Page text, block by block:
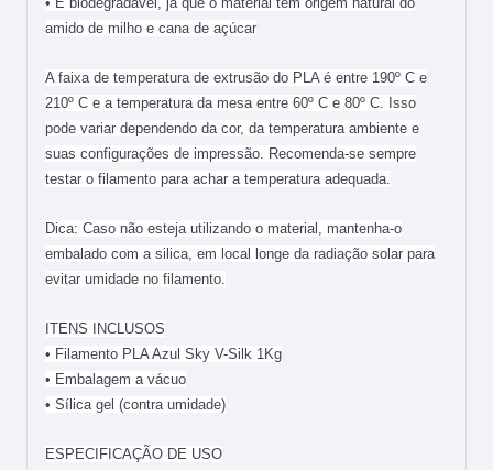
amido de milho e cana de açúcar
A faixa de temperatura de extrusão do PLA é entre 190º C e
210º C e a temperatura da mesa entre 60º C e 80º C. Isso
pode variar dependendo da cor, da temperatura ambiente e
suas configurações de impressão. Recomenda-se sempre
testar o filamento para achar a temperatura adequada.
Dica: Caso não esteja utilizando o material, mantenha-o
embalado com a silica, em local longe da radiação solar para
evitar umidade no filamento.
ITENS INCLUSOS
• Filamento PLA Azul Sky V-Silk 1Kg
• Embalagem a vácuo
• Sílica gel (contra umidade)
ESPECIFICAÇÃO DE USO